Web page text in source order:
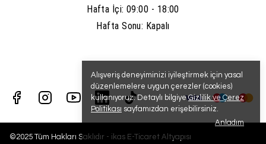
Alışveriş deneyiminizi iyileştirmek için yasal
düzenlemelere uygun çerezler (cookies)
kullanıyoruz. Detaylı bilgiyeGizlilik ve Çerez
Politikası sayfamızdan erişebilirsiniz.
Anladım
Hafta İçi: 09:00 - 18:00
Hafta Sonu: Kapalı
©2025 Tüm Hakları Saklıdır - ikas E-Ticaret Altyapısı